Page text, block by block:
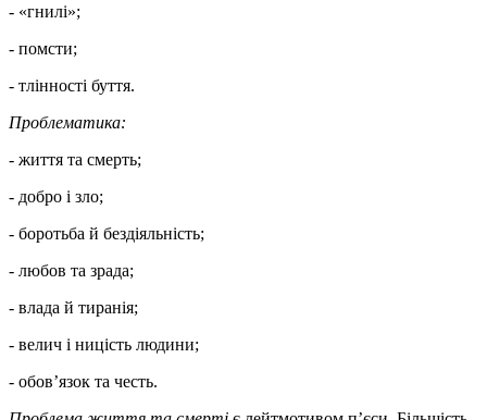
- «гнилі»;
- помсти;
- тлінності буття.
Проблематика:
- життя та смерть;
- добро і зло;
- боротьба й бездіяльність;
- любов та зрада;
- влада й тиранія;
- велич і ницість людини;
- обов’язок та честь.